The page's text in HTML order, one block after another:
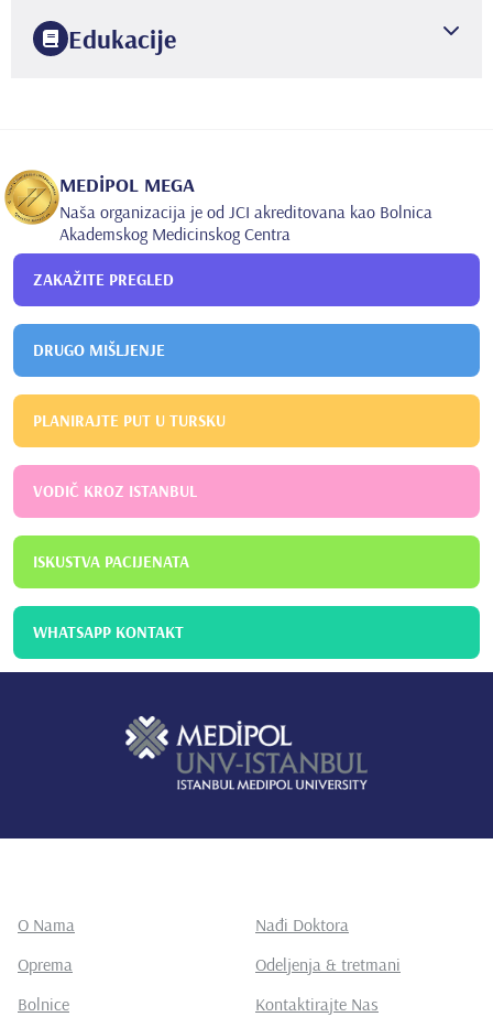
Edukacije
MEDİPOL MEGA
Naša organizacija je od JCI akreditovana kao Bolnica
Akademskog Medicinskog Centra
ZAKAŽITE PREGLED
DRUGO MIŠLJENJE
PLANIRAJTE PUT U TURSKU
VODIČ KROZ ISTANBUL
ISKUSTVA PACIJENATA
WHATSAPP KONTAKT
O Nama
Nađi Doktora
Oprema
Odeljenja & tretmani
Bolnice
Kontaktirajte Nas